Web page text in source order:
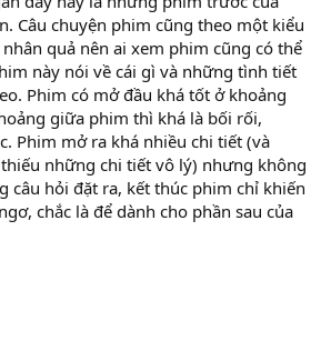
Câu chuyện phim cũng theo một kiểu
quả nên ai xem phim cũng có thể
này nói về cái gì và những tình tiết
Phim có mở đầu khá tốt ở khoảng
giữa phim thì khá là bối rối,
Phim mở ra khá nhiều chi tiết (và
những chi tiết vô lý) nhưng không
câu hỏi đặt ra, kết thúc phim chỉ khiến
chắc là để dành cho phần sau của